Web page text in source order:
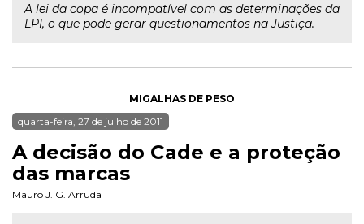
A lei da copa é incompatível com as determinações da
LPI, o que pode gerar questionamentos na Justiça.
MIGALHAS DE PESO
quarta-feira, 27 de julho de 2011
A decisão do Cade e a proteção
das marcas
Mauro J. G. Arruda